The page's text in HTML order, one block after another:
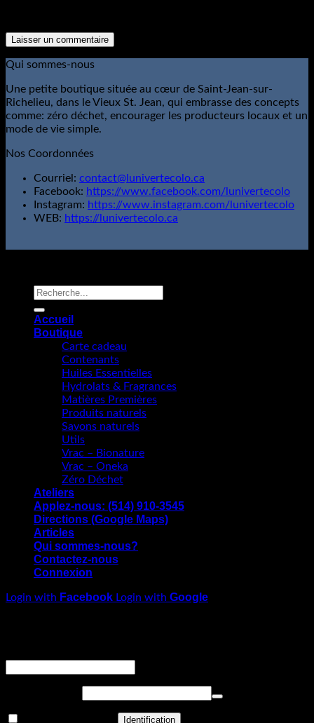
Qui sommes-nous
Une petite boutique située au cœur de Saint-Jean-sur-
Richelieu, dans le Vieux St. Jean, qui embrasse des concepts
comme: zéro déchet, encourager les producteurs locaux et un
mode de vie simple.
Nos Coordonnées
Courriel: contact@lunivertecolo.ca
Facebook: https://www.facebook.com/lunivertecolo
Instagram: https://www.instagram.com/lunivertecolo
WEB: https://lunivertecolo.ca
Recherche
Accueil
Boutique
Carte cadeau
Contenants
Huiles Essentielles
Hydrolats & Fragrances
Matières Premières
Produits naturels
Savons naturels
Utils
Vrac – Bionature
Vrac – Oneka
Zéro Déchet
Ateliers
Applez-nous: (514) 910-3545
Directions (Google Maps)
Articles
Qui sommes-nous?
Contactez-nous
Connexion
Login with Facebook Login with Google
Identification